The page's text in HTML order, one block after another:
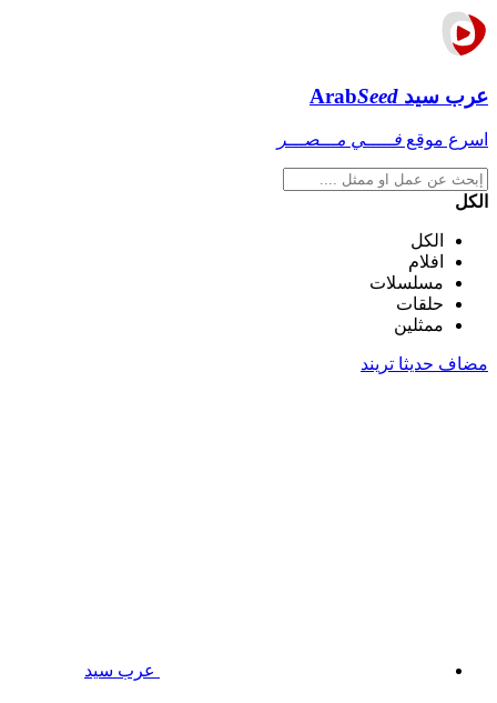
عرب سيد ArabSeed
اسرع موقع فـــــي مـــصـــر
الكل
الكل
افلام
مسلسلات
حلقات
ممثلين
مضاف حديثا تريند
عرب سيد